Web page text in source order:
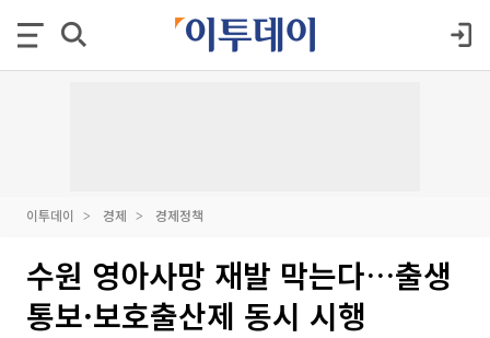
이투데이 경제 경제정책
수원 영아사망 재발 막는다…출생
통보·보호출산제 동시 시행